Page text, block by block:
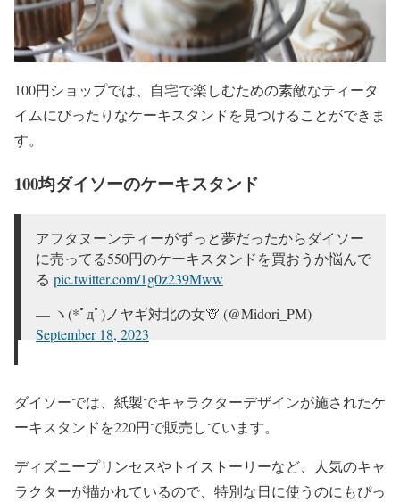
100円ショップでは、自宅で楽しむための素敵なティータ
イムにぴったりなケーキスタンドを見つけることができま
す。
100均ダイソーのケーキスタンド
アフタヌーンティーがずっと夢だったからダイソー
に売ってる550円のケーキスタンドを買おうか悩んで
る pic.twitter.com/1g0z239Mww
— ヽ(*ﾟдﾟ)ノヤギ対北の女🦒 (@Midori_PM)
September 18, 2023
ダイソーでは、紙製でキャラクターデザインが施されたケ
ーキスタンドを220円で販売しています。
ディズニープリンセスやトイストーリーなど、人気のキャ
ラクターが描かれているので、特別な日に使うのにもぴっ